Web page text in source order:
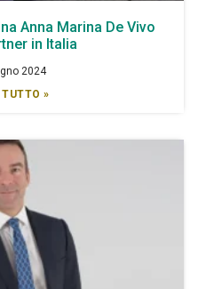
Anna Marina De Vivo
in Italia
2024
»